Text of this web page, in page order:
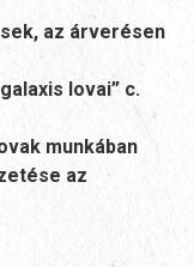
az árverésen
lovai” c.
munkában
az